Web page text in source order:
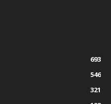
693
546
321